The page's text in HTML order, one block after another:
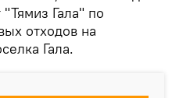
Гала" по
отходов на
Гала.